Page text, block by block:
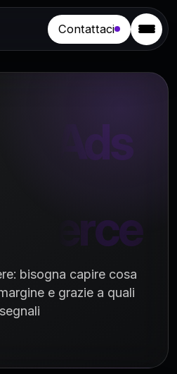
Contattaci
Ads
bisogna capire cosa
e grazie a quali
segnali